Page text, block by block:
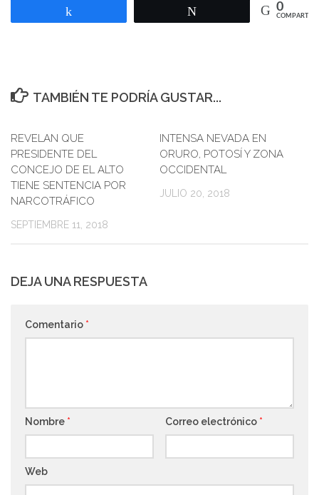
0
COMPARTIR
TAMBIÉN TE PODRÍA GUSTAR...
REVELAN QUE
PRESIDENTE DEL
CONCEJO DE EL ALTO
TIENE SENTENCIA POR
NARCOTRÁFICO
SEPTIEMBRE 11, 2018
INTENSA NEVADA EN
ORURO, POTOSÍ Y ZONA
OCCIDENTAL
JULIO 20, 2018
DEJA UNA RESPUESTA
Comentario *
Nombre * Correo electrónico *
Web